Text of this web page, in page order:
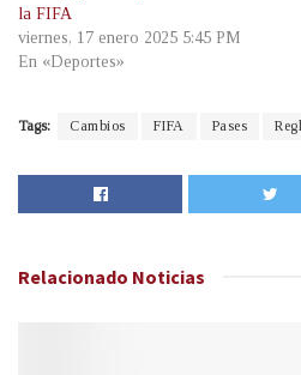
la FIFA
viernes, 17 enero 2025 5:45 PM
En «Deportes»
Tags: Cambios FIFA Pases
Relacionado Noticias